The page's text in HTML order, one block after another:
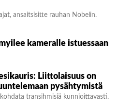
ansaitsisitte rauhan Nobelin.
Liittolaisuus on
pysähtymistä
transihmisiä kunnioittavasti.